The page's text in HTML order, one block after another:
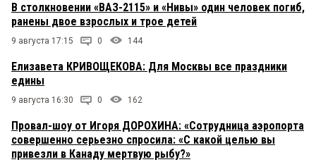
В столкновении «ВАЗ-2115» и «Нивы» один человек погиб,
ранены двое взрослых и трое детей
9 августа 17:15 0 144
Елизавета КРИВОЩЕКОВА: Для Москвы все праздники
едины
9 августа 16:30 0 162
Провал-шоу от Игоря ДОРОХИНА: «Сотрудница аэропорта
совершенно серьезно спросила: «С какой целью вы
привезли в Канаду мертвую рыбу?»